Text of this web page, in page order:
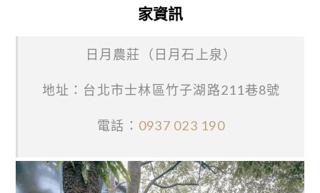
家資訊
日月農莊（日月石上泉）
地址：台北市士林區竹子湖路211巷8號
電話： 0937 023 190